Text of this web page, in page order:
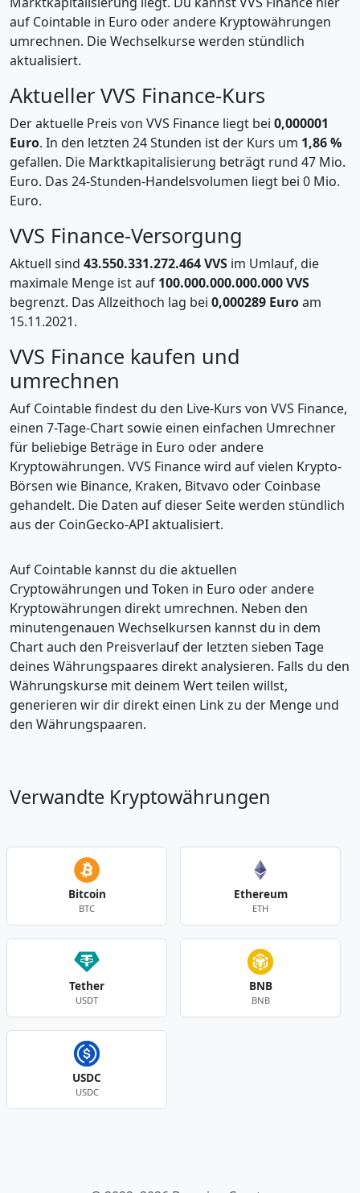
auf Cointable in Euro oder andere Kryptowährungen
umrechnen. Die Wechselkurse werden stündlich
aktualisiert.
Aktueller VVS Finance-Kurs
Der aktuelle Preis von VVS Finance liegt bei 0,000001
Euro. In den letzten 24 Stunden ist der Kurs um 1,86 %
gefallen. Die Marktkapitalisierung beträgt rund 47 Mio.
Euro. Das 24-Stunden-Handelsvolumen liegt bei 0 Mio.
Euro.
VVS Finance-Versorgung
Aktuell sind 43.550.331.272.464 VVS im Umlauf, die
maximale Menge ist auf 100.000.000.000.000 VVS
begrenzt. Das Allzeithoch lag bei 0,000289 Euroam
15.11.2021.
VVS Finance kaufen und
umrechnen
Auf Cointable findest du den Live-Kurs von VVS Finance,
einen 7-Tage-Chart sowie einen einfachen Umrechner
für beliebige Beträge in Euro oder andere
Kryptowährungen. VVS Finance wird auf vielen Krypto-
Börsen wie Binance, Kraken, Bitvavo oder Coinbase
gehandelt. Die Daten auf dieser Seite werden stündlich
aus der CoinGecko-API aktualisiert.
Auf Cointable kannst du die aktuellen
Cryptowährungen und Token in Euro oder andere
Kryptowährungen direkt umrechnen. Neben den
minutengenauen Wechselkursen kannst du in dem
Chart auch den Preisverlauf der letzten sieben Tage
deines Währungspaares direkt analysieren. Falls du den
Währungskurse mit deinem Wert teilen willst,
generieren wir dir direkt einen Link zu der Menge und
den Währungspaaren.
Verwandte Kryptowährungen
Bitcoin
BTC
Ethereum
ETH
Tether
USDT
BNB
BNB
USDC
USDC